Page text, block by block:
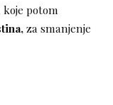
potom
za smanjenje